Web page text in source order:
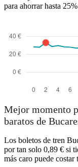
para ahorrar hasta
Mejor momento
baratos de
Los boletos de tren
por tan solo 0,89 € si
más caro puede